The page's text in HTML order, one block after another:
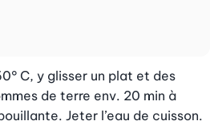
C, y glisser un plat et des
de terre env. 20 min à
Jeter l’eau de cuisson.